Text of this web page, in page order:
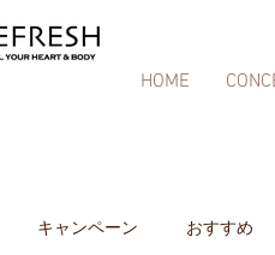
HOME
キャンペーン おすすめ